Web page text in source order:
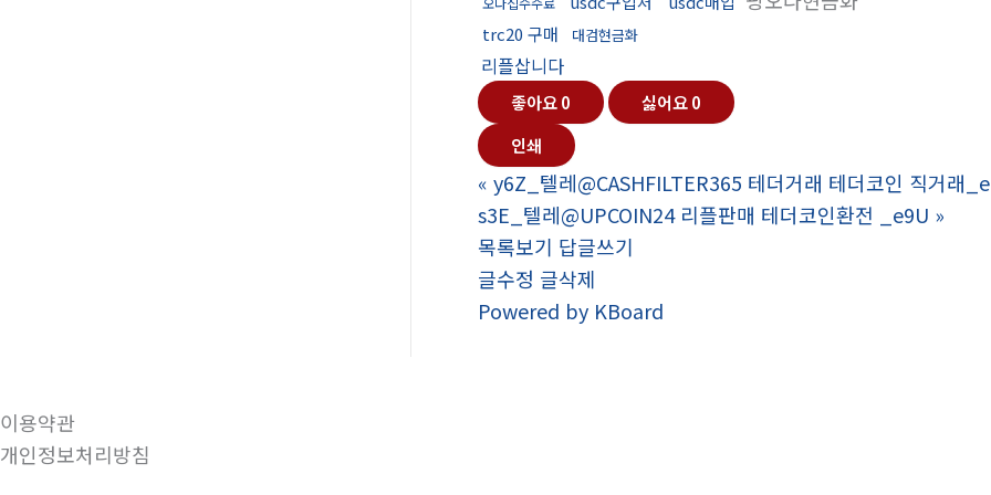
trc20 구매 대검현금화
리플삽니다
좋아요0 싫어요0
인쇄
« y6Z_텔레@CASHFILTER365 테더거래 테더코인 직거래
s3E_텔레@UPCOIN24 리플판매 테더코인환전 _e9U »
목록보기 답글쓰기
글수정 글삭제
Powered by KBoard
이용약관
개인정보처리방침